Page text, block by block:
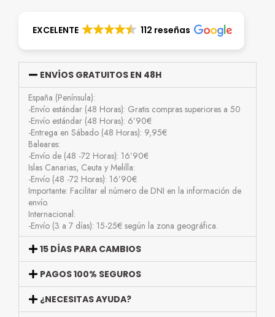
EXCELENTE 112 reseñas
ENVÍOS GRATUITOS EN 48H
España (Península):
-Envío estándar (48 Horas): Gratis compras superiores a 50
-Envío estándar (48 Horas): 6’90€
-Entrega en Sábado (48 Horas): 9,95€
Baleares:
-Envío de (48 -72 Horas): 16’90€
Islas Canarias, Ceuta y Melilla:
-Envío (48 -72 Horas): 16’90€
Importante: Facilitar el número de DNI en la información de
envío.
Internacional:
-Envío (3 a 7 días): 15-25€ según la zona geográfica.
15 DÍAS PARA CAMBIOS
PAGOS 100% SEGUROS
¿NECESITAS AYUDA?